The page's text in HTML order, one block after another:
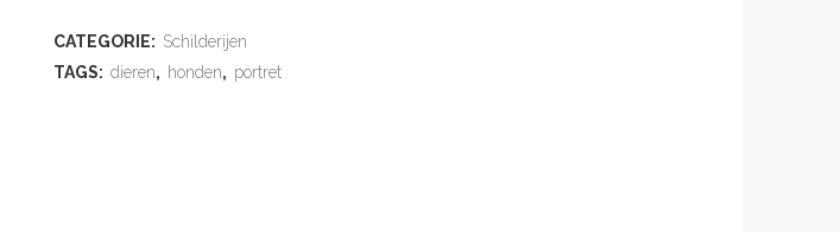
CATEGORIE: Schilderijen
TAGS: dieren, honden, portret